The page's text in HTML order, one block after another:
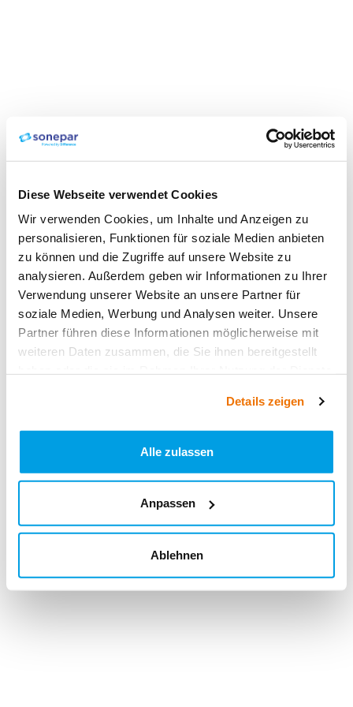
Diese Webseite verwendet Cookies
Wir verwenden Cookies, um Inhalte und Anzeigen zu
personalisieren, Funktionen für soziale Medien anbieten
zu können und die Zugriffe auf unsere Website zu
analysieren. Außerdem geben wir Informationen zu Ihrer
Verwendung unserer Website an unsere Partner für
soziale Medien, Werbung und Analysen weiter. Unsere
Partner führen diese Informationen möglicherweise mit
weiteren Daten zusammen, die Sie ihnen bereitgestellt
Details zeigen
Alle zulassen
Anpassen
Ablehnen